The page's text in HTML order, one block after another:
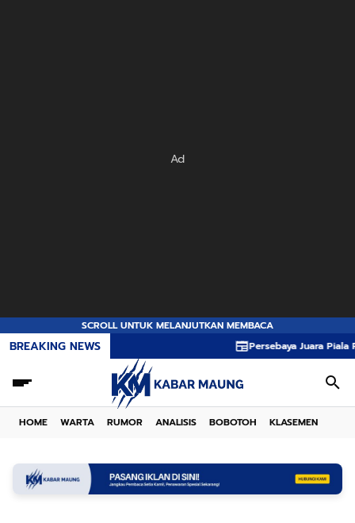
Ad
SCROLL UNTUK MELANJUTKAN MEMBACA
BREAKING NEWS Persebaya Juara Piala
HOME WARTA RUMOR ANALISIS BOBOTOH KLASEMEN